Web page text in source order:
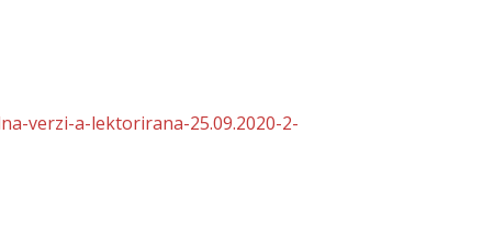
verzi-a-lektorirana-25.09.2020-2-